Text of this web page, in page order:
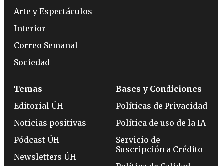
Arte y Espectáculos
Interior
Correo Semanal
Sociedad
Temas
Editorial ÚH
Noticias positivas
Pódcast ÚH
Newsletters ÚH
Bases y Condiciones
Políticas de Privacidad
Política de uso de la IA
Servicio de
Suscripción a Crédito